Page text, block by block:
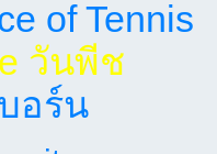
of Tennis
วันพีช
อร์น